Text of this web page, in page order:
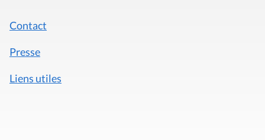
Contact
Presse
Liens utiles